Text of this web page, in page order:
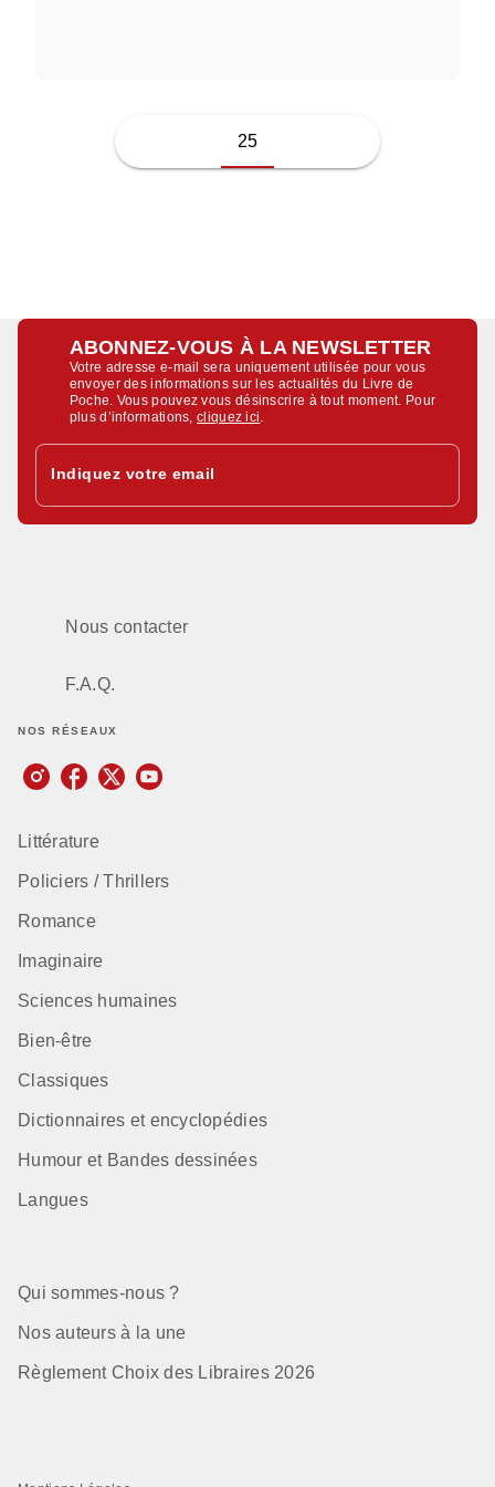
25
ABONNEZ-VOUS À LA NEWSLETTER
Votre adresse e-mail sera uniquement utilisée pour vous
envoyer des informations sur les actualités du Livre de
Poche. Vous pouvez vous désinscrire à tout moment. Pour
plus d’informations,cliquez ici
Indiquez votre email
Nous contacter
F.A.Q.
NOS RÉSEAUX
Littérature
Policiers / Thrillers
Romance
Imaginaire
Sciences humaines
Bien-être
Classiques
Dictionnaires et encyclopédies
Humour et Bandes dessinées
Langues
Qui sommes-nous ?
Nos auteurs à la une
Règlement Choix des Libraires 2026